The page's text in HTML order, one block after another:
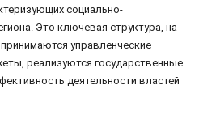
социально-
Это ключевая структура, на
управленческие
реализуются государственные
деятельности властей